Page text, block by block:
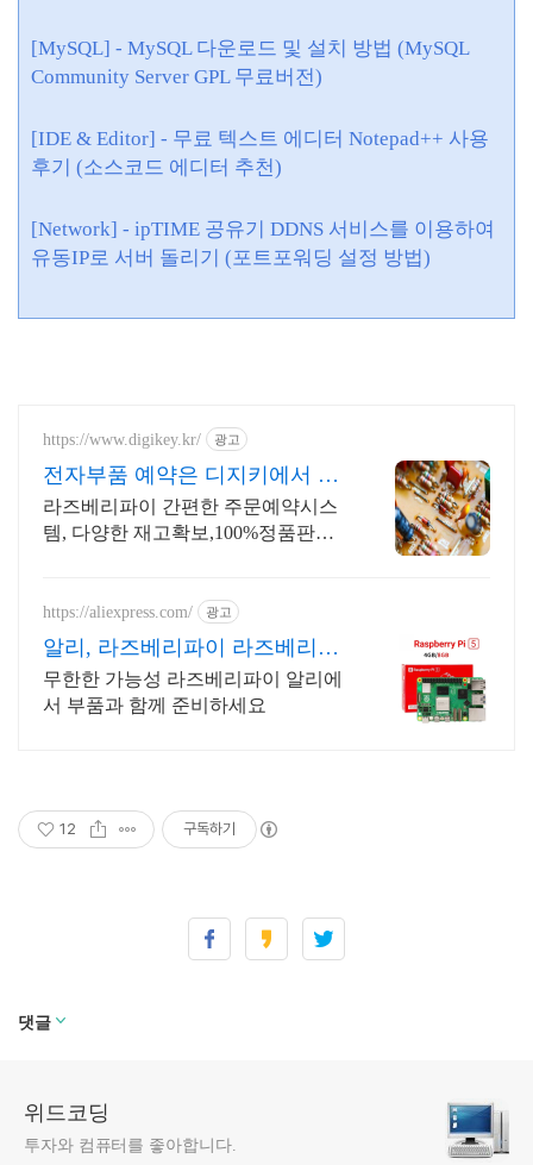
[MySQL] - MySQL 다운로드 및 설치 방법 (MySQL
Community Server GPL 무료버전)
[IDE & Editor] - 무료 텍스트 에디터 Notepad++ 사용
후기 (소스코드 에디터 추천)
[Network] - ipTIME 공유기 DDNS 서비스를 이용하여
유동IP로 서버 돌리기 (포트포워딩 설정 방법)
https://www.digikey.kr/ 광고
전자부품 예약은 디지키에서 6
만원이상 무료배송,당일발송
라즈베리파이 간편한 주문예약시스
템, 다양한 재고확보,100%정품판매,
https://aliexpress.com/ 광고
알리, 라즈베리파이 라즈베리파
이 알리익스프레스
무한한 가능성 라즈베리파이 알리에
서 부품과 함께 준비하세요
12 구독하기
댓글
위드코딩
투자와 컴퓨터를 좋아합니다.